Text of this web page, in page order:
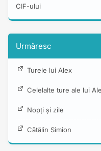
CIF-ului
Urmăresc
Turele lui Alex
Celelalte ture ale lui
Nopți și zile
Cătălin Simion